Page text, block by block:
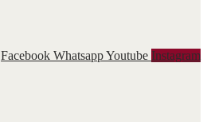
Facebook WhatsappYoutube Instagram